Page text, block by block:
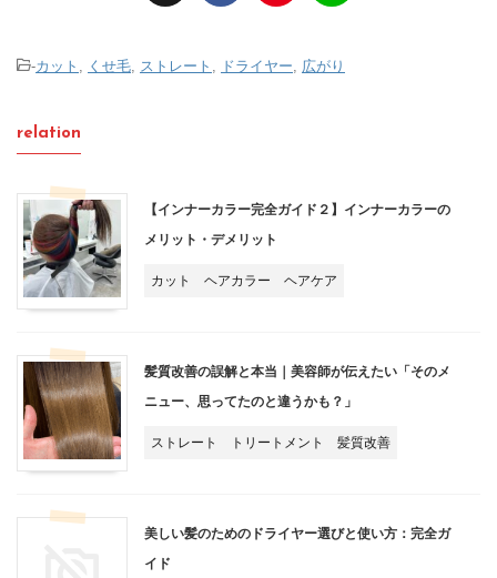
-カット , くせ毛, ストレート , ドライヤー, 広がり
relation
【インナーカラー完全ガイド２】インナーカラーの
メリット・デメリット
カット ヘアカラー ヘアケア
髪質改善の誤解と本当｜美容師が伝えたい「そのメ
ニュー、思ってたのと違うかも？」
ストレート トリートメント 髪質改善
美しい髪のためのドライヤー選びと使い方：完全ガ
イド